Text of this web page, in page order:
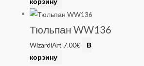
Тюльпан WW136
WizardiArt 7.00€
В
корзину